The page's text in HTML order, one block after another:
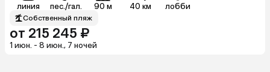
линия пес./гал. 90 м 40 км лобби
Собственный пляж
от 215 245 ₽
1 июн. - 8 июн., 7 ночей